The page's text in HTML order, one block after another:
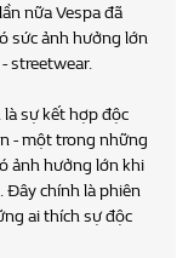
nữa Vespa đã
sức ảnh hưởng lớn
streetwear.
sự kết hợp độc
- một trong những
ảnh hưởng lớn khi
Đây chính là phiên
ai thích sự độc